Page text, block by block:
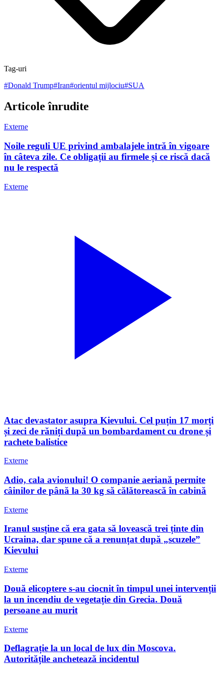
Tag-uri
#Donald Trump#Iran#orientul mijlociu#SUA
Articole înrudite
Externe
Noile reguli UE privind ambalajele intră în vigoare
în câteva zile. Ce obligații au firmele și ce riscă dacă
nu le respectă
Externe
Atac devastator asupra Kievului. Cel puțin 17 morți
și zeci de răniți după un bombardament cu drone și
rachete balistice
Externe
Adio, cala avionului! O companie aeriană permite
câinilor de până la 30 kg să călătorească în cabină
Externe
Iranul susține că era gata să lovească trei ținte din
Ucraina, dar spune că a renunțat după „scuzele”
Kievului
Externe
Două elicoptere s-au ciocnit în timpul unei intervenții
la un incendiu de vegetație din Grecia. Două
persoane au murit
Externe
Deflagrație la un local de lux din Moscova.
Autoritățile anchetează incidentul